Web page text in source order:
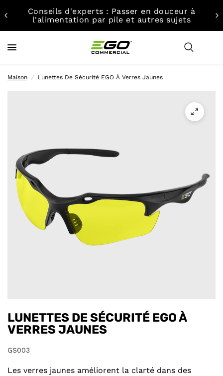
Conseils d'experts : Passer en douceur à
l'alimentation par pile et autres sujets
Maison / Lunettes De Sécurité EGO À Verres Jaunes
LUNETTES DE SÉCURITÉ EGO À
VERRES JAUNES
GS003
Les verres jaunes améliorent la clarté dans des